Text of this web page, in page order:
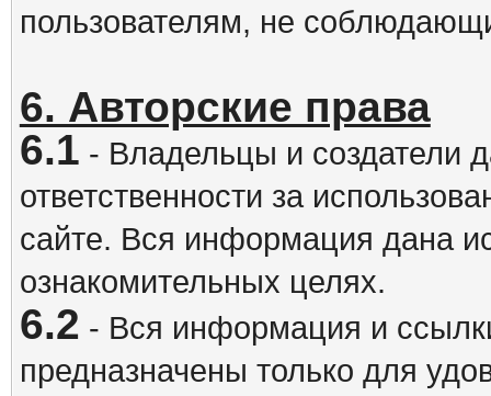
пользователям, не
6. Авторские права
6.1 - Владельцы и создатели
ответственности за
сайте. Вся информация дана
ознакомительных целях.
6.2 - Вся информация и
предназначены только для